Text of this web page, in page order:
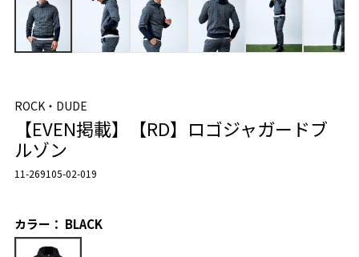
ROCK・DUDE
【EVEN掲載】【RD】ロゴジャガードブ
ルゾン
11-269105-02-019
カラー： BLACK